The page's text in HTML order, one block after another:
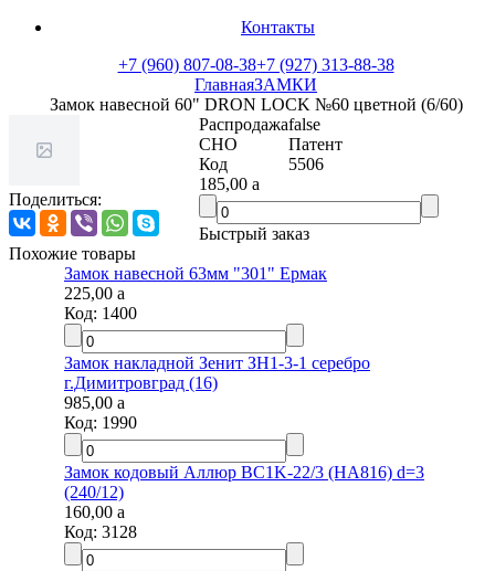
Контакты
+7 (960) 807-08-38+7 (927) 313-88-38
ГлавнаяЗАМКИ
Замок навесной 60" DRON LOCK №60 цветной (6/60)
Поделиться:
Распродажаfalse
СНО
Патент
Код
5506
185,00a
Быстрый заказ
Похожие товары
Замок навесной 63мм "301" Ермак
225,00a
Код:1400
Замок накладной Зенит ЗН1-3-1 серебро
г.Димитровград (16)
985,00a
Код:1990
Замок кодовый Аллюр BC1K-22/3 (HA816) d=3
(240/12)
160,00a
Код:3128